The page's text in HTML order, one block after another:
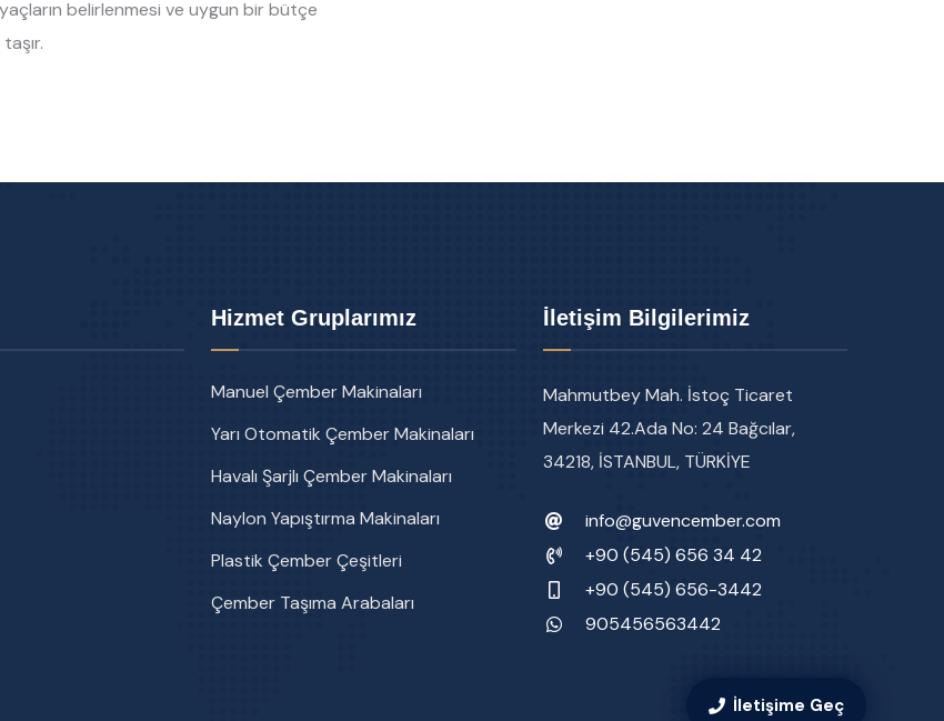
belirlenmesi ve uygun bir bütçe
Hizmet Gruplarımız
Manuel Çember Makinaları
Yarı Otomatik Çember Makinaları
Havalı Şarjlı Çember Makinaları
Naylon Yapıştırma Makinaları
Plastik Çember Çeşitleri
Çember Taşıma Arabaları
İletişim Bilgilerimiz
Mahmutbey Mah. İstoç Ticaret
Merkezi 42.Ada No: 24 Bağcılar,
34218, İSTANBUL, TÜRKİYE
info@guvencember.com
+90 (545) 656 34 42
+90 (545) 656-3442
905456563442
İletişime Geç